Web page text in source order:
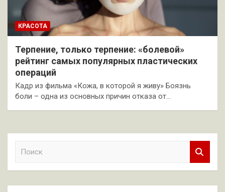
КРАСОТА
Терпение, только терпение: «болевой»
рейтинг самых популярных пластических
операций
Кадр из фильма «Кожа, в которой я живу» Боязнь
боли – одна из основных причин отказа от…
к